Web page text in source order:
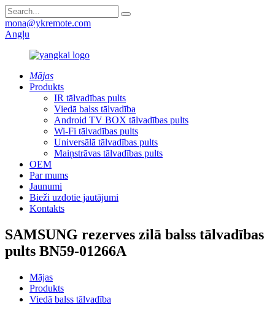
mona@ykremote.com
Angļu
Mājas
Produkts
IR tālvadības pults
Viedā balss tālvadība
Android TV BOX tālvadības pults
Wi-Fi tālvadības pults
Universālā tālvadības pults
Maiņstrāvas tālvadības pults
OEM
Par mums
Jaunumi
Bieži uzdotie jautājumi
Kontakts
SAMSUNG rezerves zilā balss tālvadības
pults BN59-01266A
Mājas
Produkts
Viedā balss tālvadība